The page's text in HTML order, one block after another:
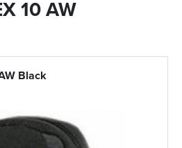
10 AW
Black